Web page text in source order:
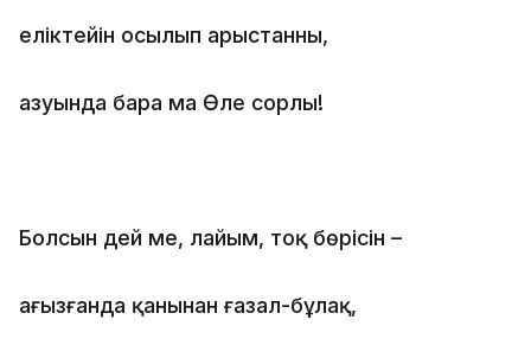
еліктейін осылып арыстанның,
азуында бара ма Өлең сорлы!
Болсын дей ме, лайым, тоқ бөрісін –
ағызғанда қанынан ғазал-бұлақ,